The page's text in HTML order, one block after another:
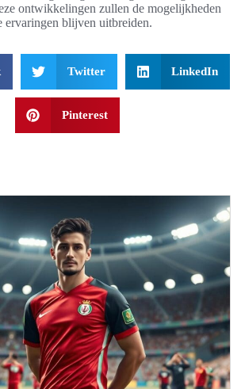
ontwikkelingen zullen de mogelijkheden
ervaringen blijven uitbreiden.
Twitter LinkedIn
Pinterest